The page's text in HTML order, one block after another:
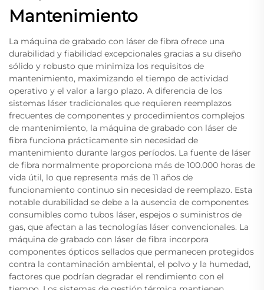
Mantenimiento
La máquina de grabado con láser de fibra ofrece una
durabilidad y fiabilidad excepcionales gracias a su diseño
sólido y robusto que minimiza los requisitos de
mantenimiento, maximizando el tiempo de actividad
operativo y el valor a largo plazo. A diferencia de los
sistemas láser tradicionales que requieren reemplazos
frecuentes de componentes y procedimientos complejos
de mantenimiento, la máquina de grabado con láser de
fibra funciona prácticamente sin necesidad de
mantenimiento durante largos períodos. La fuente de láser
de fibra normalmente proporciona más de 100.000 horas de
vida útil, lo que representa más de 11 años de
funcionamiento continuo sin necesidad de reemplazo. Esta
notable durabilidad se debe a la ausencia de componentes
consumibles como tubos láser, espejos o suministros de
gas, que afectan a las tecnologías láser convencionales. La
máquina de grabado con láser de fibra incorpora
componentes ópticos sellados que permanecen protegidos
contra la contaminación ambiental, el polvo y la humedad,
factores que podrían degradar el rendimiento con el